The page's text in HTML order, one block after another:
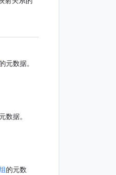
的元数据。
数据。
的元数